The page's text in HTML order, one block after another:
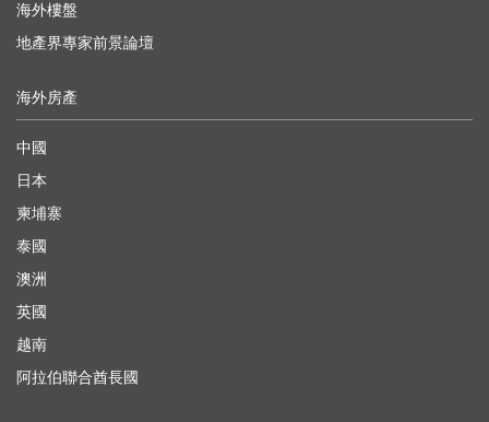
海外樓盤
地產界專家前景論壇
海外房產
中國
日本
柬埔寨
泰國
澳洲
英國
越南
阿拉伯聯合酋長國